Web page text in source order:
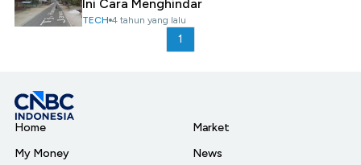
Ini Cara Menghindar
TECH 4 tahun yang lalu
1
Home
My Money
Market
News